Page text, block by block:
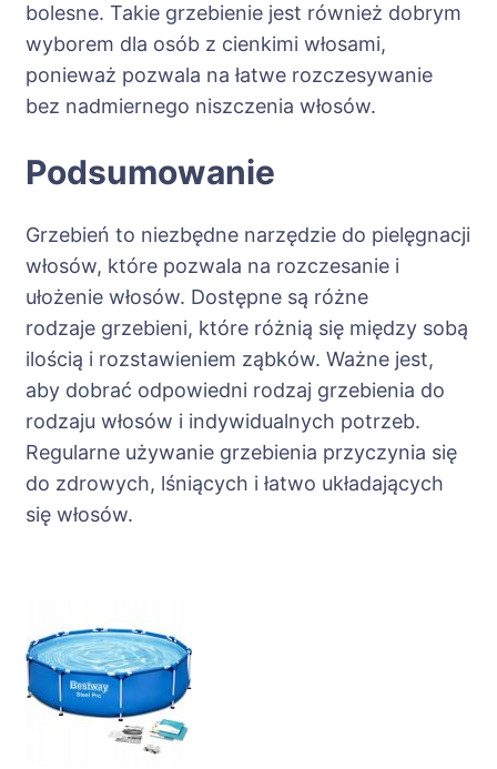
bolesne. Takie grzebienie jest również dobrym
wyborem dla osób z cienkimi włosami,
ponieważ pozwala na łatwe rozczesywanie
bez nadmiernego niszczenia włosów.
Podsumowanie
Grzebień to niezbędne narzędzie do pielęgnacji
włosów, które pozwala na rozczesanie i
ułożenie włosów. Dostępne są różne
rodzaje grzebieni, które różnią się między sobą
ilością i rozstawieniem ząbków. Ważne jest,
aby dobrać odpowiedni rodzaj grzebienia do
rodzaju włosów i indywidualnych potrzeb.
Regularne używanie grzebienia przyczynia się
do zdrowych, lśniących i łatwo układających
się włosów.
wpisu